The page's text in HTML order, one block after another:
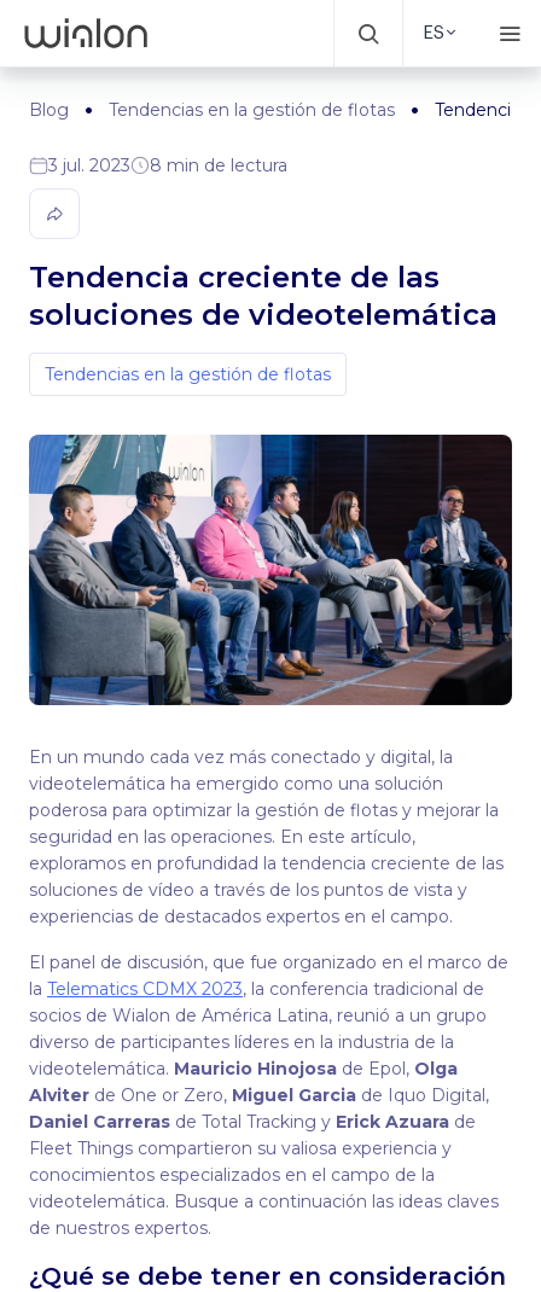
ES
Blog Tendencias en la gestión de flotas Tendencia
3 jul. 2023 8 min de lectura
Tendencia creciente de las
soluciones de videotelemática
Tendencias en la gestión de flotas
En un mundo cada vez más conectado y digital, la
videotelemática ha emergido como una solución
poderosa para optimizar la gestión de flotas y mejorar la
seguridad en las operaciones. En este artículo,
exploramos en profundidad la tendencia creciente de las
soluciones de vídeo a través de los puntos de vista y
experiencias de destacados expertos en el campo.
El panel de discusión, que fue organizado en el marco de
la Telematics CDMX 2023, la conferencia tradicional de
socios de Wialon de América Latina, reunió a un grupo
diverso de participantes líderes en la industria de la
videotelemática. Mauricio Hinojosa de Epol, Olga
Alviter de One or Zero, Miguel Garcia de Iquo Digital,
Daniel Carreras de Total Tracking y Erick Azuara de
Fleet Things compartieron su valiosa experiencia y
conocimientos especializados en el campo de la
videotelemática. Busque a continuación las ideas claves
de nuestros expertos.
¿Qué se debe tener en consideración